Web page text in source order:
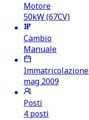
Motore
50kW (67CV)
Cambio
Manuale
Immatricolazione
mag 2009
Posti
4 posti